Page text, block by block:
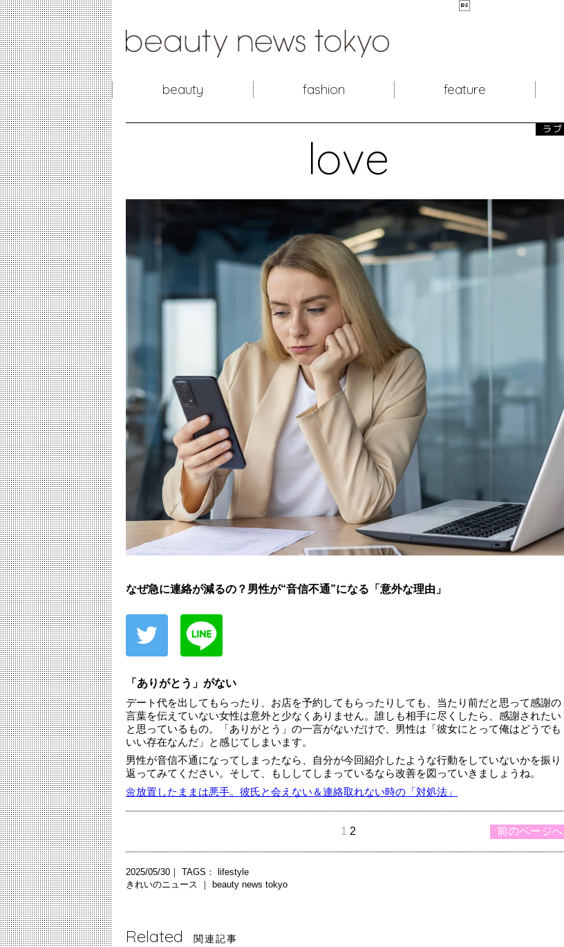

beauty fashion feature
love
ラブ
なぜ急に連絡が減るの？男性が“音信不通”になる「意外な理由」
「ありがとう」がない
デート代を出してもらったり、お店を予約してもらったりしても、当たり前だと思って感謝の
言葉を伝えていない女性は意外と少なくありません。誰しも相手に尽くしたら、感謝されたい
と思っているもの。「ありがとう」の一言がないだけで、男性は「彼女にとって俺はどうでも
いい存在なんだ」と感じてしまいます。
男性が音信不通になってしまったなら、自分が今回紹介したような行動をしていないかを振り
返ってみてください。そして、もししてしまっているなら改善を図っていきましょうね。
🌼放置したままは悪手。彼氏と会えない＆連絡取れない時の「対処法」
前のページへ
1 2
2025/05/30｜ TAGS： lifestyle
きれいのニュース ｜ beauty news tokyo
Related 関連記事